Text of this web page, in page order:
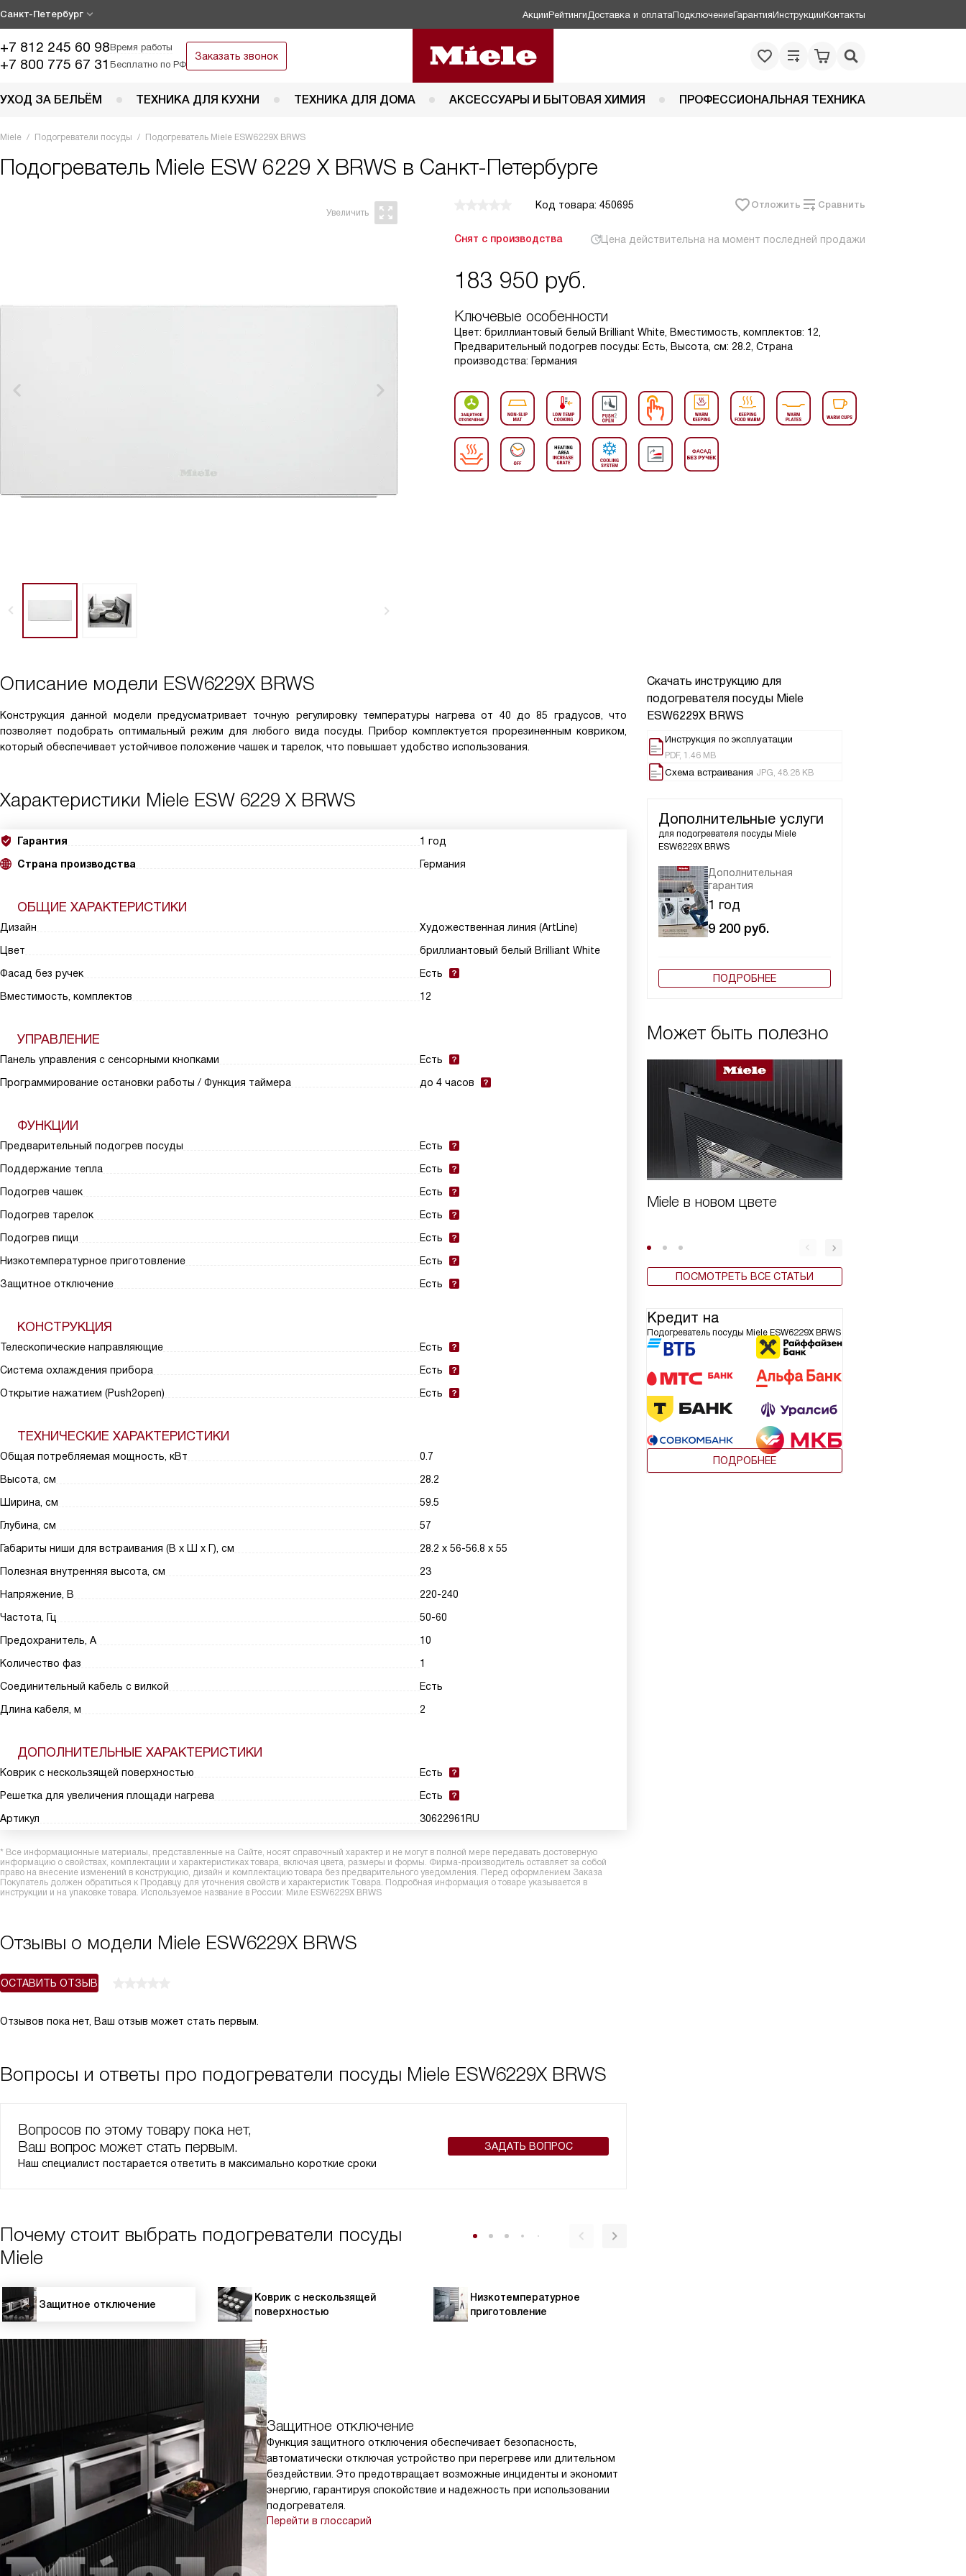
Санкт-Петербург АкцииРейтинги Доставка и оплатаПодключениеГарантияИнструкцииКонтакты
+7 812 245 60 98Время работы
+7 800 775 67 31 Бесплатно по РФ
Заказать звонок
УХОД ЗА БЕЛЬЁМ ТЕХНИКА ДЛЯ КУХНИ ТЕХНИКА ДЛЯ ДОМА АКСЕССУАРЫ И БЫТОВАЯ ХИМИЯ ПРОФЕССИОНАЛЬНАЯ ТЕХНИКА
Miele Подогреватели посуды Подогреватель Miele ESW6229X BRWS
Подогреватель Miele ESW 6229 X BRWS в Санкт-Петербурге
Код товара: 450695 Отложить Сравнить
Снят с производства Цена действительна на момент последней продажи
183 950 руб.
Ключевые особенности
Цвет: бриллиантовый белый Brilliant White, Вместимость, комплектов: 12,
Предварительный подогрев посуды: Есть, Высота, см: 28.2, Страна
производства: Германия
Скачать инструкцию для
подогревателя посуды Miele
ESW6229X BRWS
Инструкция по эксплуатации
PDF, 1.46 MB
Схема встраивания JPG, 48.28 KB
Дополнительные услуги
для подогревателя посуды Miele
ESW6229X BRWS
Дополнительная
гарантия
1 год
9 200 руб.
ПОДРОБНЕЕ
Может быть полезно
Miele в новом цвете
ПОСМОТРЕТЬ ВСЕ СТАТЬИ
Кредит на
Подогреватель посуды Miele ESW6229X BRWS
ПОДРОБНЕЕ
Описание модели ESW6229X BRWS
Конструкция данной модели предусматривает точную регулировку температуры нагрева от 40 до 85 градусов, что
позволяет подобрать оптимальный режим для любого вида посуды. Прибор комплектуется прорезиненным ковриком,
который обеспечивает устойчивое положение чашек и тарелок, что повышает удобство использования.
Характеристики Miele ESW 6229 X BRWS
Гарантия
1 год
Страна производства
Германия
ОБЩИЕ ХАРАКТЕРИСТИКИ
Дизайн
Художественная линия (ArtLine)
Цвет
бриллиантовый белый Brilliant White
Фасад без ручек
Есть
Вместимость, комплектов
12
УПРАВЛЕНИЕ
Панель управления с сенсорными кнопками
Есть
Программирование остановки работы / Функция таймера
до 4 часов
ФУНКЦИИ
Предварительный подогрев посуды
Есть
Поддержание тепла
Есть
Подогрев чашек
Есть
Подогрев тарелок
Есть
Подогрев пищи
Есть
Низкотемпературное приготовление
Есть
Защитное отключение
Есть
КОНСТРУКЦИЯ
Телескопические направляющие
Есть
Система охлаждения прибора
Есть
Открытие нажатием (Push2open)
Есть
ТЕХНИЧЕСКИЕ ХАРАКТЕРИСТИКИ
Общая потребляемая мощность, кВт
0.7
Высота, см
28.2
Ширина, см
59.5
Глубина, см
57
Габариты ниши для встраивания (В х Ш х Г), см
28.2 х 56-56.8 х 55
Полезная внутренняя высота, см
23
Напряжение, В
220-240
Частота, Гц
50-60
Предохранитель, А
10
Количество фаз
1
Соединительный кабель с вилкой
Есть
Длина кабеля, м
2
ДОПОЛНИТЕЛЬНЫЕ ХАРАКТЕРИСТИКИ
Коврик с нескользящей поверхностью
Есть
Решетка для увеличения площади нагрева
Есть
Артикул
30622961RU
* Все информационные материалы, представленные на Сайте, носят справочный характер и не могут в полной мере передавать достоверную
информацию о свойствах, комплектации и характеристиках товара, включая цвета, размеры и формы. Фирма-производитель оставляет за собой
право на внесение изменений в конструкцию, дизайн и комплектацию товара без предварительного уведомления. Перед оформлением Заказа
Покупатель должен обратиться к Продавцу для уточнения свойств и характеристик Товара. Подробная информация о товаре указывается в
инструкции и на упаковке товара. Используемое название в России: Миле ESW6229X BRWS
Отзывы о модели Miele ESW6229X BRWS
ОСТАВИТЬ ОТЗЫВ
Отзывов пока нет, Ваш отзыв может стать первым.
Вопросы и ответы про подогреватели посуды Miele ESW6229X BRWS
Вопросов по этому товару пока нет,
Ваш вопрос может стать первым.
Наш специалист постарается ответить в максимально короткие сроки
ЗАДАТЬ ВОПРОС
Почему стоит выбрать подогреватели посуды
Miele
Защитное отключение
Коврик с нескользящей
поверхностью
Низкотемпературное
приготовление
Защитное отключение
Функция защитного отключения обеспечивает безопасность,
автоматически отключая устройство при перегреве или длительном
бездействии. Это предотвращает возможные инциденты и экономит
энергию, гарантируя спокойствие и надежность при использовании
подогревателя.
Перейти в глоссарий